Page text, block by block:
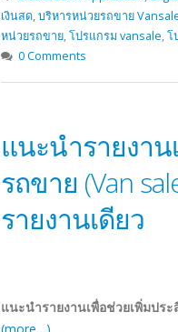
เงินสด,บริหารหน่วยรถขาย
หน่วยรถขาย,โปรแกรม vansale,โ
0 Comments
แนะนำรายงา
รถขาย (Van
รายงานเดียว
แนะนำรายงานเพื่อช่วยเพิ่มปร